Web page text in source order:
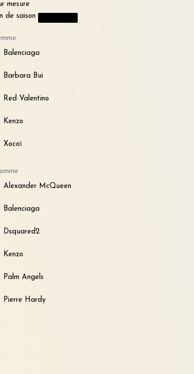
mesure
de saison
Balenciaga
Barbara Bui
Red Valentino
Kenzo
Xocoï
Alexander McQueen
Balenciaga
Dsquared2
Kenzo
Palm Angels
Pierre Hardy